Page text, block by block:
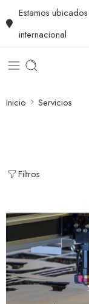
Estamos
internacional
Inicio Servicios
Filtros